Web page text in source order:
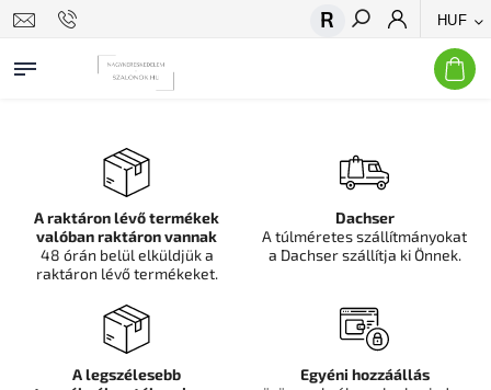
HUF
Keresés
A raktáron lévő termékek
valóban raktáron vannak
48 órán belül elküldjük a
raktáron lévő termékeket.
Dachser
A túlméretes szállítmányokat
a Dachser szállítja ki Önnek.
A legszélesebb
Egyéni hozzáállás